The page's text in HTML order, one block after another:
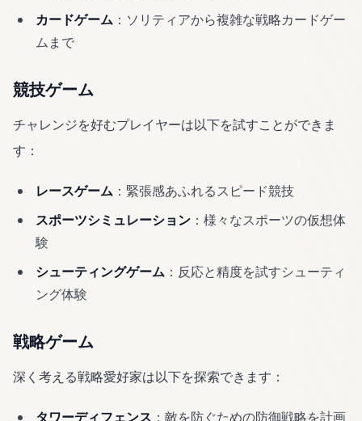
カードゲーム ：ソリティアから複雑な戦略カードゲー
ムまで
競技ゲーム
チャレンジを好むプレイヤーは以下を試すことができま
す：
レースゲーム ：緊張感あふれるスピード競技
スポーツシミュレーション ：様々なスポーツの仮想体
験
シューティングゲーム ：反応と精度を試すシューティ
ング体験
戦略ゲーム
深く考える戦略愛好家は以下を探索できます：
タワーディフェンス ：敵を防ぐための防御戦略を計画